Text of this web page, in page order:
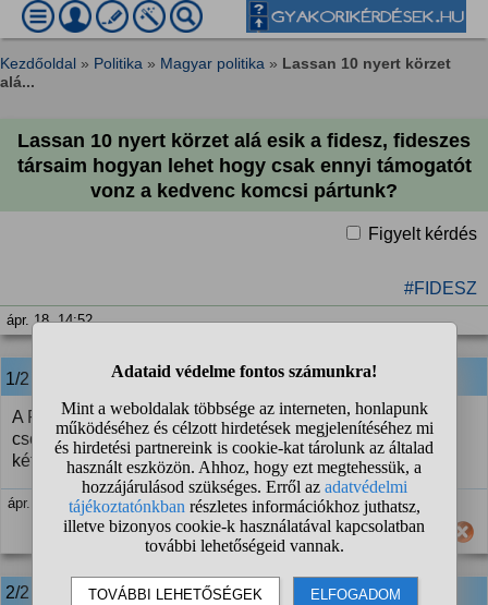
Kezdőoldal » Politika » Magyar politika » Lassan 10 nyert körzet
alá...
Lassan 10 nyert körzet alá esik a fidesz, fideszes
társaim hogyan lehet hogy csak ennyi támogatót
vonz a kedvenc komcsi pártunk?
Figyelt kérdés
#FIDESZ
ápr. 18. 14:52
1/2 MDaniel98 válasza:
A Fidesz arcába csapódott a saját választási rendszere,
csodálkoztam is, hogy nem nyúltak bele, gondolom
kétharmadra nem számítottak.
ápr. 19. 10:08
Hasznos számodra ez a válasz?
2/2 anonimválasza: